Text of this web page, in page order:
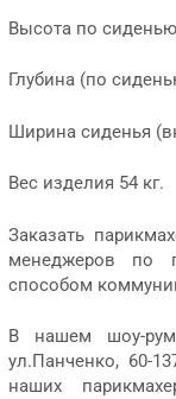
Высота по
Глубина (по
Ширина сиденья
Вес изделия 54 кг.
Заказать
менеджеров по
способом
В нашем шоу-
ул.Панченко, 60-
наших